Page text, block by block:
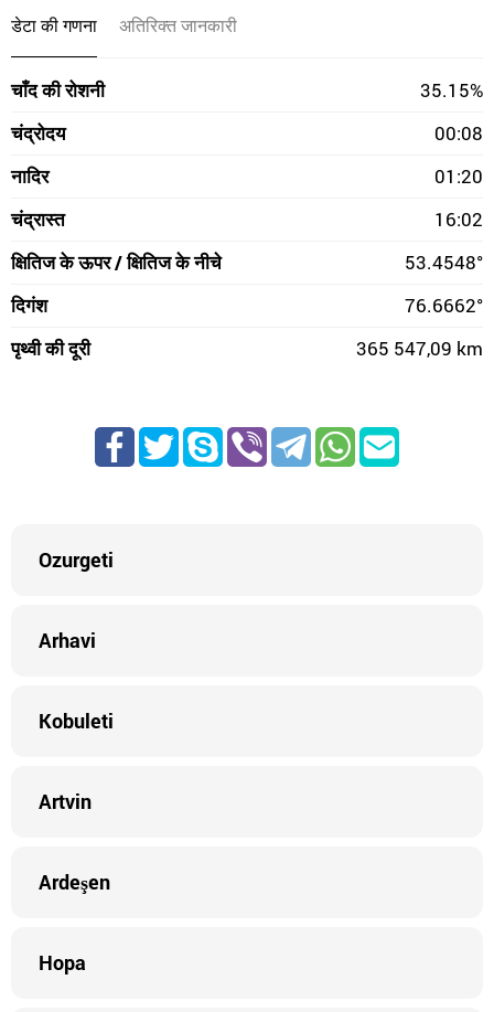
डेटा की गणना अतिरिक्त जानकारी
चाँद की रोशनी
35.15%
चंद्रोदय
00:08
नादिर
01:20
चंद्रास्त
16:02
क्षितिज के ऊपर / क्षितिज के नीचे
53.4548°
दिगंश
76.6662°
पृथ्वी की दूरी
365 547,09 km
Ozurgeti
Arhavi
Kobuleti
Artvin
Ardeşen
Hopa